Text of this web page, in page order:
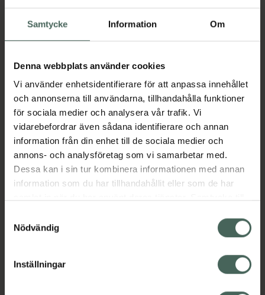
Samtycke Information Om
Denna webbplats använder cookies
Vi använder enhetsidentifierare för att anpassa innehållet
och annonserna till användarna, tillhandahålla funktioner
för sociala medier och analysera vår trafik. Vi
vidarebefordrar även sådana identifierare och annan
information från din enhet till de sociala medier och
annons- och analysföretag som vi samarbetar med.
Dessa kan i sin tur kombinera informationen med annan
information som du har tillhandahållit eller som de har
återkalla ditt samtycke via webbplatsens
cookieinställningar. Ett återkallat samtycke påverkar inte
lagligheten av behandling som skett innan återkallelsen.
Nödvändig
Inställningar
Köp via ditt recept
Beskrivning Dölj
Läs alltid bipacksedeln innan
användning.
EAN:07046265574552
Visa